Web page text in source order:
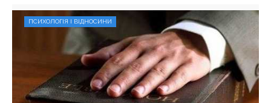
ПСИХОЛОГІЯ І ВІДНОСИНИ